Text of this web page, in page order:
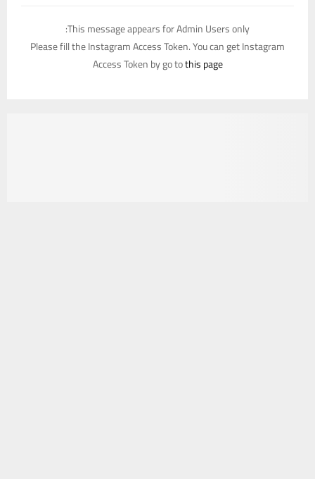
This message appears for Admin Users only:
Please fill the Instagram Access Token. You can get Instagram
Access Token by go tothis page